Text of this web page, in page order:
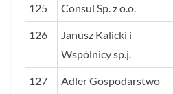
125 Consul Sp. z o.o.
126
Janusz Kalicki i
Wspólnicy sp.j.
127
Adler Gospodarstwo